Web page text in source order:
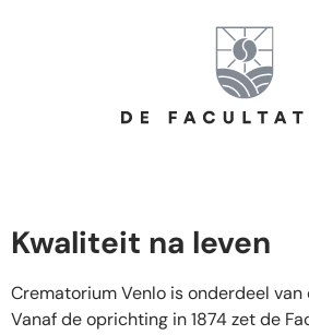
Kwaliteit na leven
Crematorium Venlo is onderdeel van
Vanaf de oprichting in 1874 zet de